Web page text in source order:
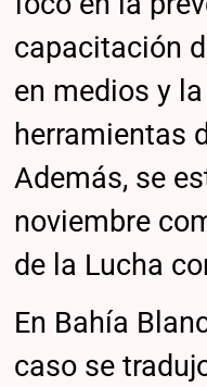
capacitación
en medios y
herramientas
Además, se
noviembre
de la Lucha
En Bahía
caso se